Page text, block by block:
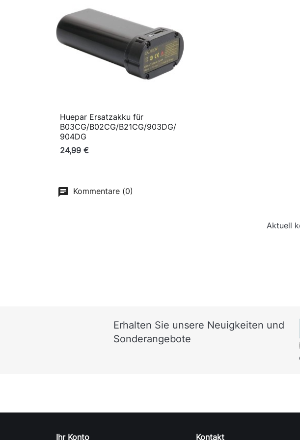
 Vorschau
Huepar Ersatzakku für
B03CG/B02CG/B21CG/903DG/
904DG
24,99 €
Kommentare (0)
Aktuell
Erhalten Sie unsere Neuigkeiten und
Sonderangebote
Ihr Konto Kontakt